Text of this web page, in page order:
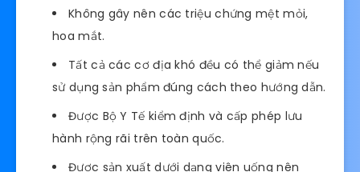
Không gây nên các triệu chứng mệt mỏi,
hoa mắt.
Tất cả các cơ địa khó đều có thể giảm nếu
sử dụng sản phẩm đúng cách theo hướng dẫn.
Được Bộ Y Tế kiểm định và cấp phép lưu
hành rộng rãi trên toàn quốc.
Được sản xuất dưới dạng viên uống nên